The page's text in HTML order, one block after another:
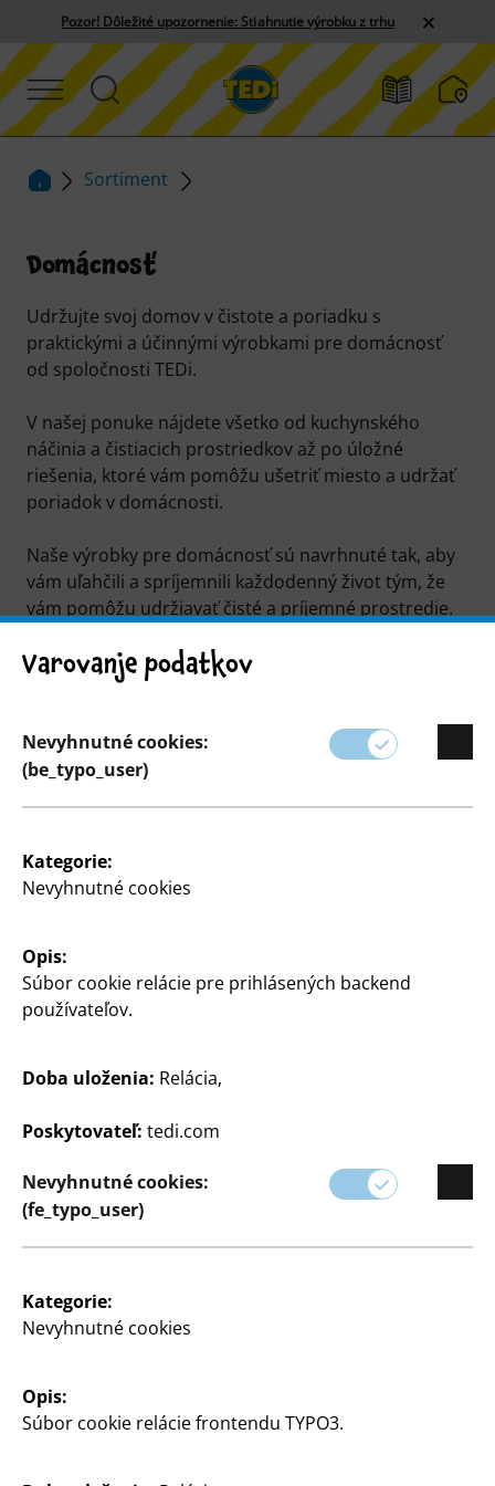
Pozor! Dôležité upozornenie: Stiahnutie výrobku z trhu
Sortiment
Domácnosť
Udržujte svoj domov v čistote a poriadku s
praktickými a účinnými výrobkami pre domácnosť
od spoločnosti TEDi.
V našej ponuke nájdete všetko od kuchynského
náčinia a čistiacich prostriedkov až po úložné
riešenia, ktoré vám pomôžu ušetriť miesto a udržať
poriadok v domácnosti.
Naše výrobky pre domácnosť sú navrhnuté tak, aby
vám uľahčili a spríjemnili každodenný život tým, že
vám pomôžu udržiavať čisté a príjemné prostredie.
117 Článok
Domácnosť
Vákuové vrece
cca 40 x 60 cm
1
Grilovacie kliešte
z ušľachtilej ocele
2
Varovanje podatkov
Nevyhnutné cookies:
(be_typo_user)
Kategorie:
Nevyhnutné cookies
Opis:
Súbor cookie relácie pre prihlásených backend
používateľov.
Doba uloženia: Relácia,
Poskytovateľ: tedi.com
Nevyhnutné cookies:
(fe_typo_user)
Kategorie:
Nevyhnutné cookies
Opis:
Súbor cookie relácie frontendu TYPO3.